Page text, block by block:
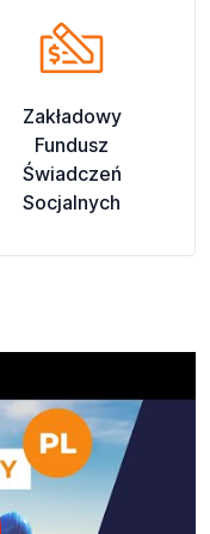
Zakładowy
Fundusz
Świadczeń
Socjalnych